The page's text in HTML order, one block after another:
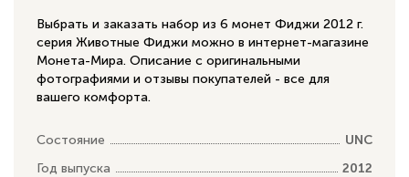
Выбрать и заказать набор из 6 монет Фиджи 2012 г.
серия Животные Фиджи можно в интернет-магазине
Монета-Мира. Описание с оригинальными
фотографиями и отзывы покупателей - все для
вашего комфорта.
Состояние
UNC
Год выпуска
2012